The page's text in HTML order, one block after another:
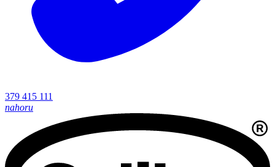
379 415 111
nahoru